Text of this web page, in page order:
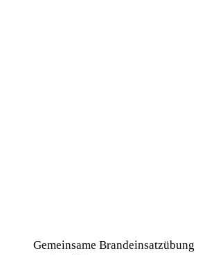
Gemeinsame Brandeinsatzübung